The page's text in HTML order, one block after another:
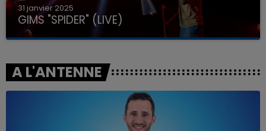
31 janvier 2025
GIMS "SPIDER" (LIVE)
A L'ANTENNE